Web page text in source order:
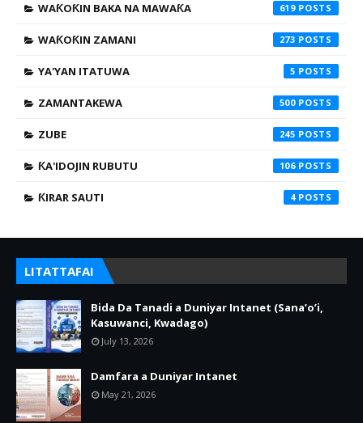
WAƘOƘIN BAKA NA MAWAƘA 619
WAƘOƘIN ZAMANI 273
YA'YAN ITATUWA 5
ZAMANTAKEWA 500
ZUBE 245
ƘA'IDOJIN RUBUTU 106
ƘIRAR SAUTI 4
LITATTAFAI
Bida Da Tanadi a Duniyar Intanet (Sana’o’i,
Kasuwanci, Kwadago)
July 13, 2026
Damfara a Duniyar Intanet
May 21, 2026